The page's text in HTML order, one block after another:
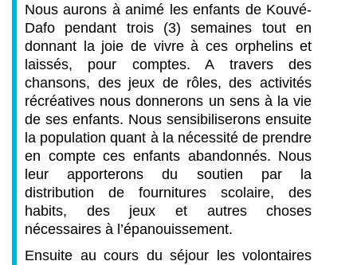
Nous aurons à animé les enfants de Kouvé-
Dafo pendant trois (3) semaines tout en
donnant la joie de vivre à ces orphelins et
laissés, pour comptes. A travers des
chansons, des jeux de rôles, des activités
récréatives nous donnerons un sens à la vie
de ses enfants. Nous sensibiliserons ensuite
la population quant à la nécessité de prendre
en compte ces enfants abandonnés. Nous
leur apporterons du soutien par la
distribution de fournitures scolaire, des
habits, des jeux et autres choses
nécessaires à l’épanouissement.
Ensuite au cours du séjour les volontaires